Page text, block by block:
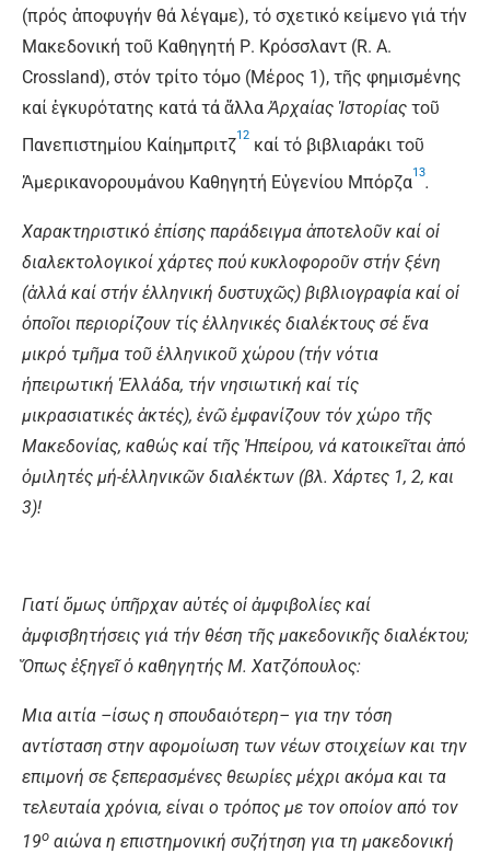
(πρός ἀποφυγήν θά λέγαμε), τό σχετικό κείμενο γιά τήν
Μακεδονική τοῦ Καθηγητή Ρ. Κρόσσλαντ (R. A.
Crossland), στόν τρίτο τόμο (Μέρος 1), τῆς φημισμένης
καί ἐγκυρότατης κατά τά ἄλλαἈρχαίας Ἱστορίας τοῦ
Πανεπιστημίου Καίημπριτζ
12
καί τό βιβλιαράκι τοῦ
Ἀμερικανορουμάνου Καθηγητή Εὐγενίου Μπόρζα
13
.
Χαρακτηριστικό ἐπίσης παράδειγμα ἀποτελοῦν καί οἱ
διαλεκτολογικοί χάρτες πού κυκλοφοροῦν στήν ξένη
(ἀλλά καί στήν ἑλληνική δυστυχῶς) βιβλιογραφία καί οἱ
ὁποῖοι περιορίζουν τίς ἑλληνικές διαλέκτους σέ ἕνα
μικρό τμῆμα τοῦ ἑλληνικοῦ χώρου (τήν νότια
ἡπειρωτική Ἑλλάδα, τήν νησιωτική καί τίς
μικρασιατικές ἀκτές), ἐνῶ ἐμφανίζουν τόν χώρο τῆς
Μακεδονίας, καθώς καί τῆς Ἠπείρου, νά κατοικεῖται ἀπό
ὁμιλητές μή-ἑλληνικῶν διαλέκτων (βλ. Χάρτες 1, 2, και
3)!
Γιατί ὅμως ὑπῆρχαν αὐτές οἱ ἀμφιβολίες καί
ἀμφισβητήσεις γιά τήν θέση τῆς μακεδονικῆς διαλέκτου;
Ὅπως ἐξηγεῖ ὁ καθηγητής Μ. Χατζόπουλος:
Μια αιτία –ίσως η σπουδαιότερη– για την τόση
αντίσταση στην αφομοίωση των νέων στοιχείων και την
επιμονή σε ξεπερασμένες θεωρίες μέχρι ακόμα και τα
τελευταία χρόνια, είναι ο τρόπος με τον οποίον από τον
19ο αιώνα η επιστημονική συζήτηση για τη μακεδονική